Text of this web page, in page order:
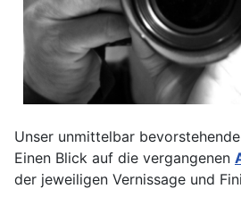
Unser unmittelbar
Einen Blick auf die vergangenen
der jeweiligen Vernissage und